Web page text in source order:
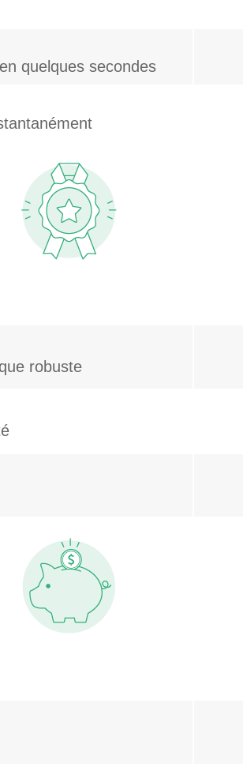
quelques secondes
robuste